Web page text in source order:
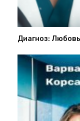
Диагноз: